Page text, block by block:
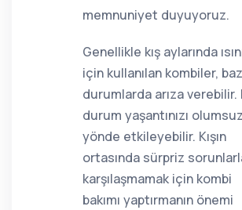
memnuniyet duyuyoruz.
Genellikle kış aylarında
için kullanılan kombiler,
durumlarda arıza verebilir.
durum yaşantınızı olumsuz
yönde etkileyebilir. Kışın
ortasında sürpriz
karşılaşmamak için kombi
bakımı yaptırmanın önemi